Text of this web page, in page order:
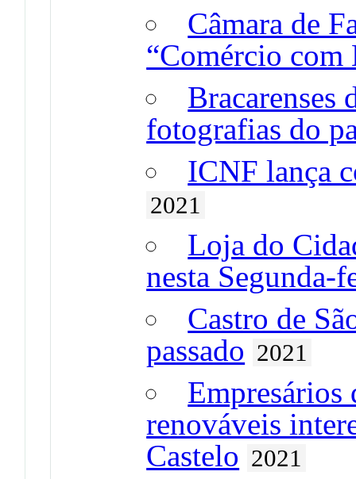
Câmara de
“Comércio com
Bracarenses
fotografias do
ICNF lança
2021
Loja do
nesta Segunda-
Castro de
passado 2021
Empresários
renováveis
Castelo 2021